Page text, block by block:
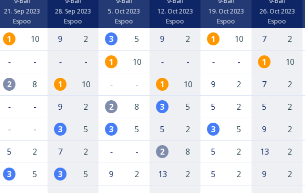
21. Sep 2023
Espoo
28. Sep 2023
Espoo
5. Oct 2023
Espoo
12. Oct 2023
Espoo
19. Oct 2023
Espoo
26. Oct 2023
Espoo
1 10 9 2 3 5 9 2 1 10 7 2
- - - - 1 10 - - - - 1 10
2 8 1 10 - - 1 10 9 2 7 2
- - 9 2 2 8 3 5 5 2 5 2
- - 3 5 3 5 5 2 3 5 9 2
5 2 7 2 - - 2 8 5 2 13 2
3 5 3 5 9 2 13 2 5 2 9 2